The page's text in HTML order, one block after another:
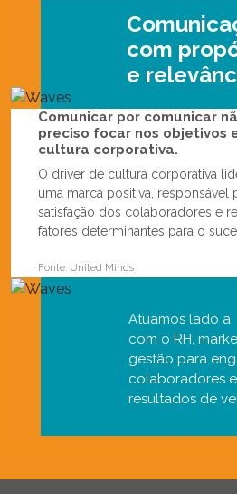
com
e
Comunicar por comunicar
preciso focar nos objetivos
cultura corporativa.
O driver de cultura corporativa
uma marca positiva, responsável
satisfação dos colaboradores e
fatores determinantes para o
Fonte: United Minds
Atuamos lado a
com o RH,
gestão para
colaboradores
resultados de